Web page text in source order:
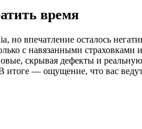
время
но впечатление осталось
с навязанными
скрывая дефекты и
— ощущение, что вас ведут